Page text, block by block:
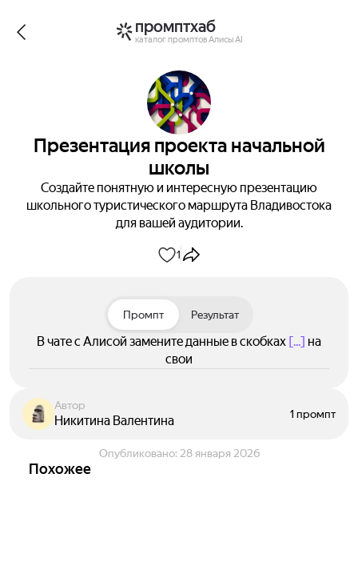
промптхаб
каталог промптов Алисы AI
Презентация проекта начальной
школы
Создайте понятную и интересную презентацию
школьного туристического маршрута Владивостока
для вашей аудитории.
1
Промпт Результат
В чате с Алисой замените данные в скобках [...] на
свои
Автор
Никитина Валентина 1 промпт
Опубликовано: 28 января 2026
Похожее